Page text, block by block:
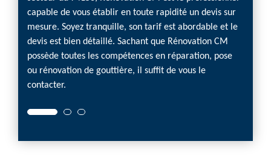
capable de vous établir en toute rapidité un devis sur
mesure. Soyez tranquille, son tarif est abordable et le
devis est bien détaillé. Sachant que Rénovation CM
possède toutes les compétences en réparation, pose
ou rénovation de gouttière, il suffit de vous le
contacter.